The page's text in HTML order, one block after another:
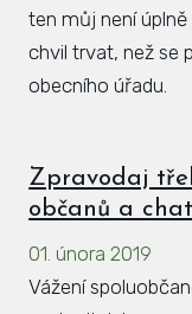
ten můj není
chvil trvat, než se
obecního úřadu.
Zpravodaj
občanů a
01. února 2019
Vážení